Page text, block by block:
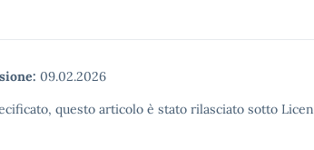
09.02.2026
questo articolo è stato rilasciato sotto